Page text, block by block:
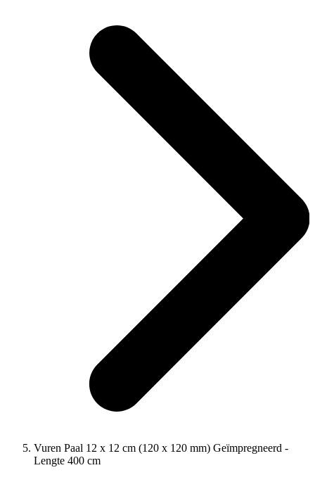
Vuren Paal 12 x 12 cm (120 x 120 mm) Geïmpregneerd -
Lengte 400 cm